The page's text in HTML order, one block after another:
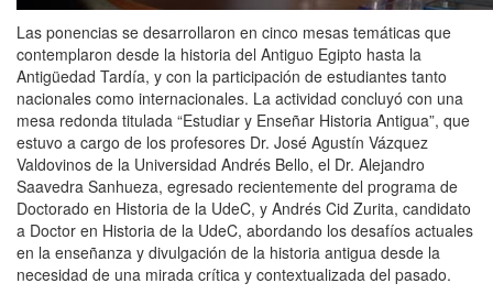
Las ponencias se desarrollaron en cinco mesas temáticas que
contemplaron desde la historia del Antiguo Egipto hasta la
Antigüedad Tardía, y con la participación de estudiantes tanto
nacionales como internacionales. La actividad concluyó con una
mesa redonda titulada “Estudiar y Enseñar Historia Antigua”, que
estuvo a cargo de los profesores Dr. José Agustín Vázquez
Valdovinos de la Universidad Andrés Bello, el Dr. Alejandro
Saavedra Sanhueza, egresado recientemente del programa de
Doctorado en Historia de la UdeC, y Andrés Cid Zurita, candidato
a Doctor en Historia de la UdeC, abordando los desafíos actuales
en la enseñanza y divulgación de la historia antigua desde la
necesidad de una mirada crítica y contextualizada del pasado.